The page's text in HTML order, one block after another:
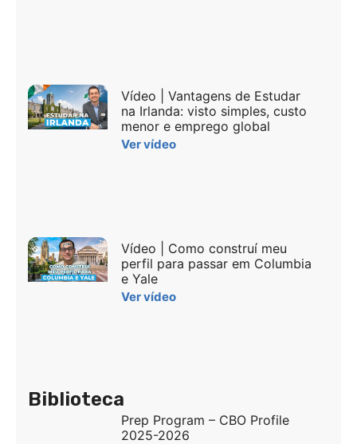
Vídeo | Vantagens de Estudar
na Irlanda: visto simples, custo
menor e emprego global
Ver vídeo
Vídeo | Como construí meu
perfil para passar em Columbia
e Yale
Ver vídeo
Biblioteca
Prep Program – CBO Profile
2025-2026